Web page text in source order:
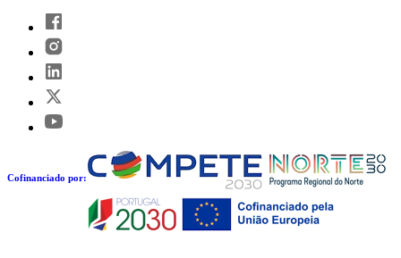
Cofinanciado por: